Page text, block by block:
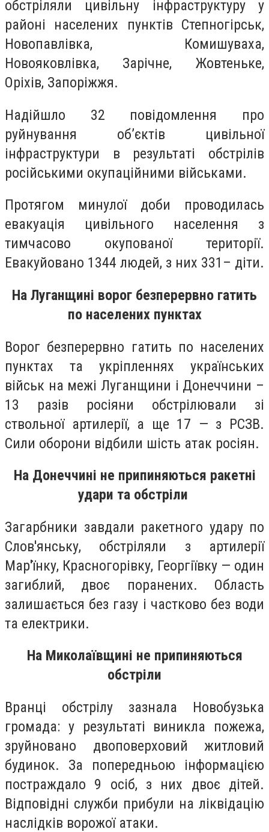
обстріляли цивільну інфраструктуру у
районі населених пунктів Степногірськ,
Новопавлівка, Комишуваха,
Новояковлівка, Зарічне, Жовтеньке,
Оріхів, Запоріжжя.
Надійшло 32 повідомлення про
руйнування об’єктів цивільної
інфраструктури в результаті обстрілів
російськими окупаційними військами.
Протягом минулої доби проводилась
евакуація цивільного населення з
тимчасово окупованої території.
Евакуйовано 1344 людей, з них 331– діти.
На Луганщині ворог безперервно гатить
по населених пунктах
Ворог безперервно гатить по населених
пунктах та укріпленнях українських
військ на межі Луганщини і Донеччини –
13 разів росіяни обстрілювали зі
ствольної артилерії, а ще 17 — з РСЗВ.
Сили оборони відбили шість атак росіян.
На Донеччині не припиняються ракетні
удари та обстріли
Загарбники завдали ракетного удару по
Слов'янську, обстріляли з артилерії
Мар'їнку, Красногорівку, Георгіївку — один
загиблий, двоє поранених. Область
залишається без газу і частково без води
та електрики.
На Миколаївщині не припиняються
обстріли
Вранці обстрілу зазнала Новобузька
громада: у результаті виникла пожежа,
зруйновано двоповерховий житловий
будинок. За попередньою інформацією
постраждало 9 осіб, з них двоє дітей.
Відповідні служби прибули на ліквідацію
наслідків ворожої атаки.